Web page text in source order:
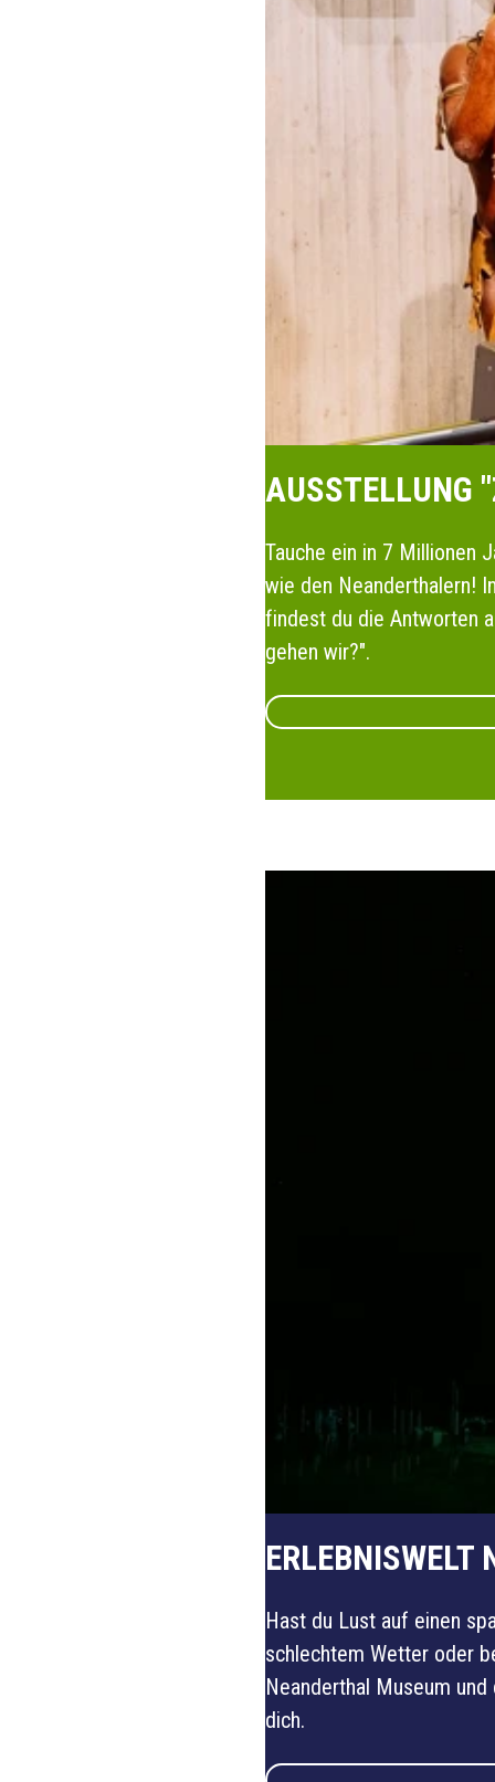
AUSSTELLUNG
Tauche ein in 7 Millionen
wie den Neanderthalern!
findest du die Antworten
gehen wir?".
ERLEBNISWELT
Hast du Lust auf einen
schlechtem Wetter oder
Neanderthal Museum
dich.